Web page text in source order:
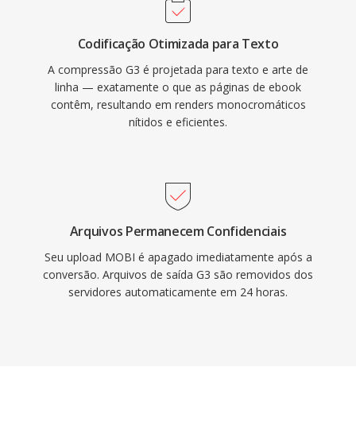
Codificação Otimizada para Texto
A compressão G3 é projetada para texto e arte de
linha — exatamente o que as páginas de ebook
contêm, resultando em renders monocromáticos
nítidos e eficientes.
Arquivos Permanecem Confidenciais
Seu upload MOBI é apagado imediatamente após a
conversão. Arquivos de saída G3 são removidos dos
servidores automaticamente em 24 horas.